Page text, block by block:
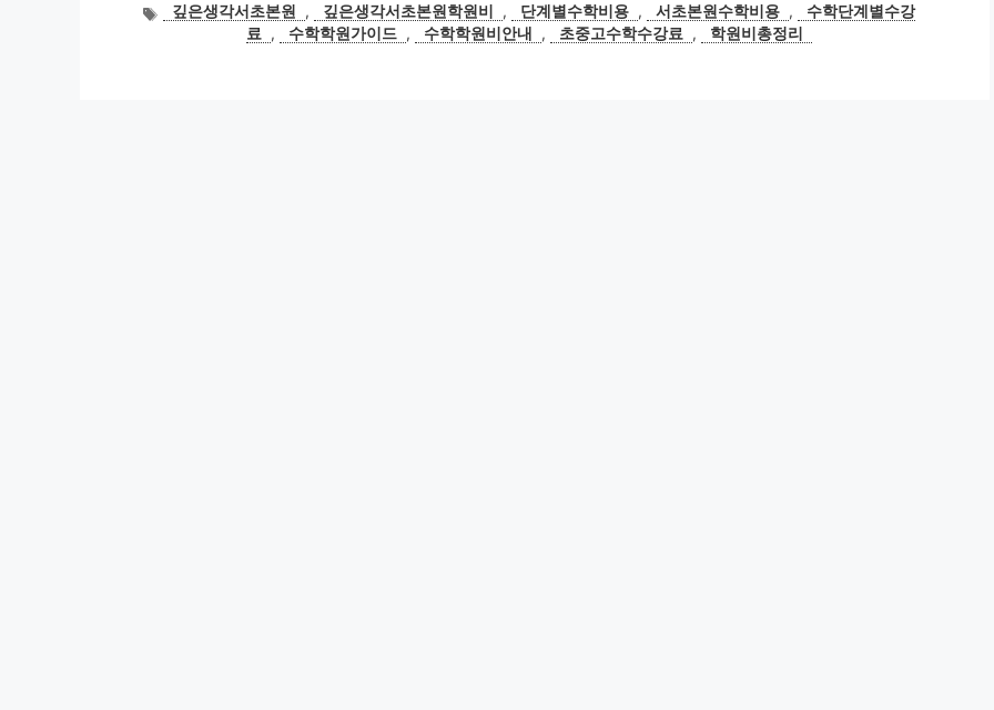
테
고
태깊은생각서초본원 , 깊은생각서초본원학원비 , 단계별수학비용 , 서초본원수학비용 ,
수학단계별수강
료
, 수학학원가이드 , 수학학원비안내 , 초중고수학수강료 , 학원비총정리